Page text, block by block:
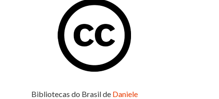
Bibliotecas do Brasilde Daniele